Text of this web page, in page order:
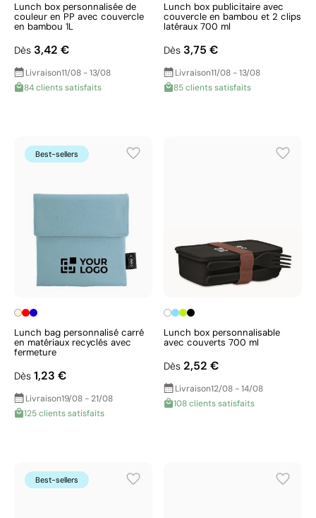
Lunch box personnalisée de
couleur en PP avec couvercle
en bambou 1L
Dès 3,42 €
Livraison11/08 - 13/08
84 clients satisfaits
Lunch box publicitaire avec
couvercle en bambou et 2 clips
latéraux 700 ml
Dès 3,75 €
Livraison11/08 - 13/08
85 clients satisfaits
Best-sellers
Lunch bag personnalisé carré
en matériaux recyclés avec
fermeture
Dès 1,23 €
Livraison19/08 - 21/08
125 clients satisfaits
Lunch box personnalisable
avec couverts 700 ml
Dès 2,52 €
Livraison12/08 - 14/08
108 clients satisfaits
Best-sellers